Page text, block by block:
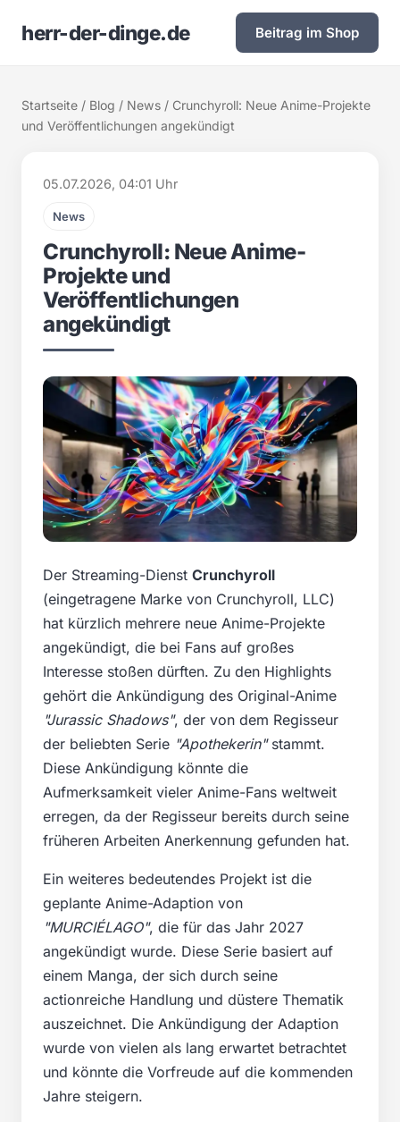
herr-der-dinge.de Beitrag im Shop
Startseite / Blog / News / Crunchyroll: Neue Anime-Projekte
und Veröffentlichungen angekündigt
05.07.2026, 04:01 Uhr
News
Crunchyroll: Neue Anime-
Projekte und
Veröffentlichungen
angekündigt
Der Streaming-Dienst Crunchyroll
(eingetragene Marke von Crunchyroll, LLC)
hat kürzlich mehrere neue Anime-Projekte
angekündigt, die bei Fans auf großes
Interesse stoßen dürften. Zu den Highlights
gehört die Ankündigung des Original-Anime
"Jurassic Shadows", der von dem Regisseur
der beliebten Serie "Apothekerin"stammt.
Diese Ankündigung könnte die
Aufmerksamkeit vieler Anime-Fans weltweit
erregen, da der Regisseur bereits durch seine
früheren Arbeiten Anerkennung gefunden hat.
Ein weiteres bedeutendes Projekt ist die
geplante Anime-Adaption von
"MURCIÉLAGO", die für das Jahr 2027
angekündigt wurde. Diese Serie basiert auf
einem Manga, der sich durch seine
actionreiche Handlung und düstere Thematik
auszeichnet. Die Ankündigung der Adaption
wurde von vielen als lang erwartet betrachtet
und könnte die Vorfreude auf die kommenden
Jahre steigern.